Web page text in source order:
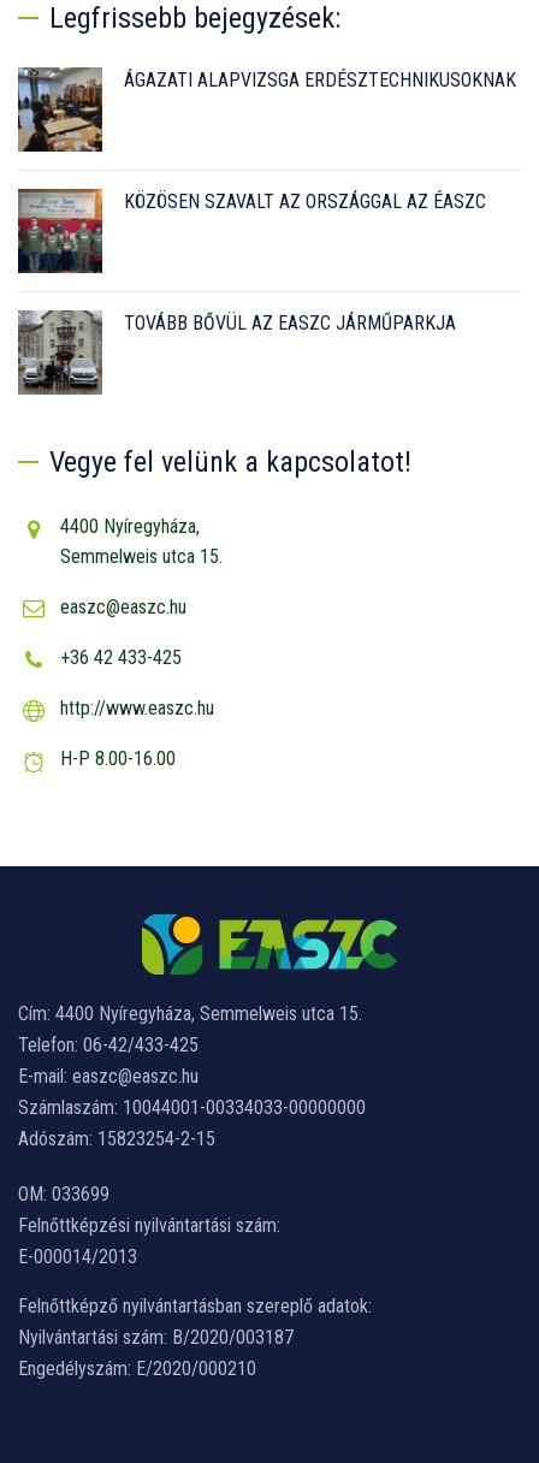
Legfrissebb bejegyzések:
ÁGAZATI ALAPVIZSGA ERDÉSZTECHNIKUSOKNAK
KÖZÖSEN SZAVALT AZ ORSZÁGGAL AZ ÉASZC
TOVÁBB BŐVÜL AZ EASZC JÁRMŰPARKJA
Vegye fel velünk a kapcsolatot!
4400 Nyíregyháza,
Semmelweis utca 15.
easzc@easzc.hu
+36 42 433-425
http://www.easzc.hu
H-P 8.00-16.00
Cím: 4400 Nyíregyháza, Semmelweis utca 15.
Telefon: 06-42/433-425
E-mail: easzc@easzc.hu
Számlaszám: 10044001-00334033-00000000
Adószám: 15823254-2-15
OM: 033699
Felnőttképzési nyilvántartási szám:
E-000014/2013
Felnőttképző nyilvántartásban szereplő adatok:
Nyilvántartási szám: B/2020/003187
Engedélyszám: E/2020/000210